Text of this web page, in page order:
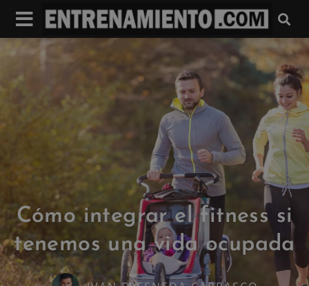
Cómo integrar el fitness si
tenemos una vida ocupada